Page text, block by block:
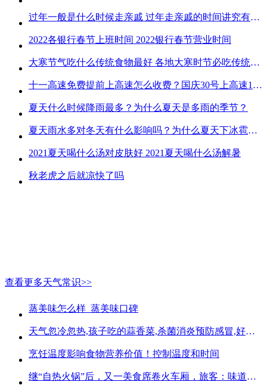
过年一般是什么时候走亲戚 过年走亲戚的时间讲究有哪些
2022各银行春节上班时间 2022银行春节营业时间
大寒节气吃什么传统食物最好 各地大寒时节必吃传统美食
十一高速免费提前上高速怎么收费？国庆30号上高速1号下高速免费吗？
夏天什么时候降雨最多？为什么夏天是多雨的季节？
夏天雨水多对冬天有什么影响吗？为什么夏天下冰雹而冬天不下冰雹
2021夏天喝什么汤对皮肤好 2021夏天喝什么汤解暑
秋老虎之后就凉快了吗
查看更多天气常识>>
蒸美味怎么样_蒸美味口碑
天气忽冷忽热,孩子吃的蒜香菜,杀菌消炎预防感冒,好吃不贵
烹饪温度影响食物营养价值！控制温度和时间
继“自热火锅”后，又一美食席卷火车厢，旅客：味道好吃又方便